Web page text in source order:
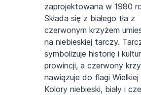
zaprojektowana w 1980
Składa się z białego tła z
czerwonym krzyżem
na niebieskiej tarczy.
symbolizuje historię i
prowincji, a czerwony
nawiązuje do flagi Wielkiej
Kolory niebieski, biały i